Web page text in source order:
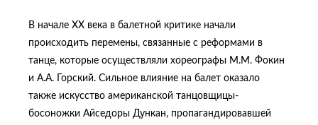
В начале ХХ века в балетной критике начали
происходить перемены, связанные с реформами в
танце, которые осуществляли хореографы М.М. Фокин
и А.А. Горский. Сильное влияние на балет оказало
также искусство американской танцовщицы-
босоножки Айседоры Дункан, пропагандировавшей